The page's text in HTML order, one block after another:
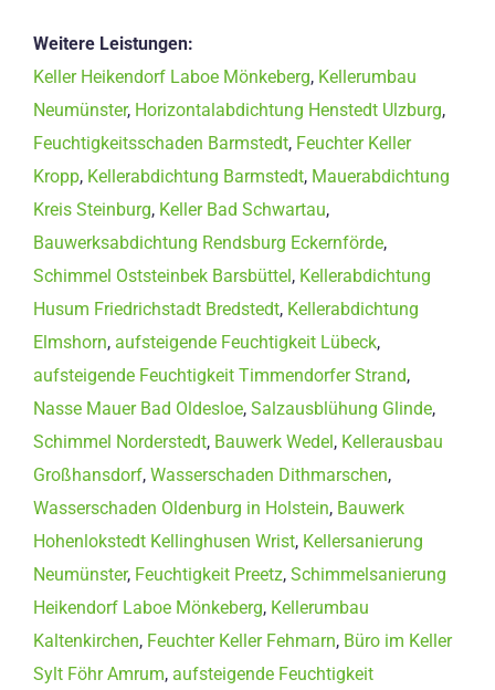
Weitere Leistungen:
Keller Heikendorf Laboe Mönkeberg, Kellerumbau
Neumünster, Horizontalabdichtung Henstedt Ulzburg,
Feuchtigkeitsschaden Barmstedt, Feuchter Keller
Kropp, Kellerabdichtung Barmstedt, Mauerabdichtung
Kreis Steinburg, Keller Bad Schwartau,
Bauwerksabdichtung Rendsburg Eckernförde,
Schimmel Oststeinbek Barsbüttel, Kellerabdichtung
Husum Friedrichstadt Bredstedt, Kellerabdichtung
Elmshorn, aufsteigende Feuchtigkeit Lübeck,
aufsteigende Feuchtigkeit Timmendorfer Strand,
Nasse Mauer Bad Oldesloe, Salzausblühung Glinde,
Schimmel Norderstedt, Bauwerk Wedel, Kellerausbau
Großhansdorf, Wasserschaden Dithmarschen,
Wasserschaden Oldenburg in Holstein, Bauwerk
Hohenlokstedt Kellinghusen Wrist, Kellersanierung
Neumünster, Feuchtigkeit Preetz, Schimmelsanierung
Heikendorf Laboe Mönkeberg, Kellerumbau
Kaltenkirchen, Feuchter Keller Fehmarn, Büro im Keller
Sylt Föhr Amrum, aufsteigende Feuchtigkeit